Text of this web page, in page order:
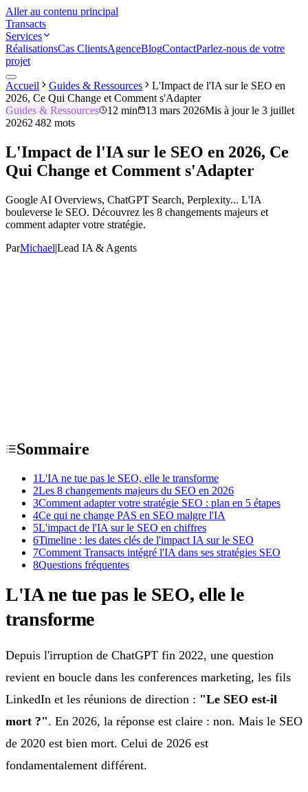
Aller au contenu principal
Transacts
Services
RéalisationsCas ClientsAgenceBlogContactParlez-nous de votre
projet
Accueil Guides & Ressources
L'Impact de l'IA sur le SEO en
2026, Ce Qui Change et Comment s'Adapter
Guides & Ressources
12 min 13 mars 2026Mis à jour le 3 juillet
20262 482 mots
L'Impact de l'IA sur le SEO en 2026, Ce
Qui Change et Comment s'Adapter
Google AI Overviews, ChatGPT Search, Perplexity... L'IA
bouleverse le SEO. Découvrez les 8 changements majeurs et
comment adapter votre stratégie.
ParMichael|Lead IA & Agents
Sommaire
1L'IA ne tue pas le SEO, elle le transforme
2Les 8 changements majeurs du SEO en 2026
3Comment adapter votre stratégie SEO : plan en 5 étapes
4Ce qui ne change PAS en SEO malgre l'IA
5L'impact de l'IA sur le SEO en chiffres
6Timeline : les dates clés de l'impact IA sur le SEO
7Comment Transacts intégré l'IA dans ses stratégies SEO
8Questions fréquentes
L'IA ne tue pas le SEO, elle le
transforme
Depuis l'irruption de ChatGPT fin 2022, une question
revient en boucle dans les conferences marketing, les fils
LinkedIn et les réunions de direction : "Le SEO est-il
mort ?". En 2026, la réponse est claire : non. Mais le SEO
de 2020 est bien mort. Celui de 2026 est
fondamentalement différent.